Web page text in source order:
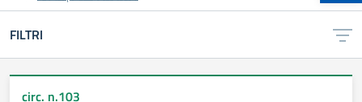
FILTRI
circ. n.103